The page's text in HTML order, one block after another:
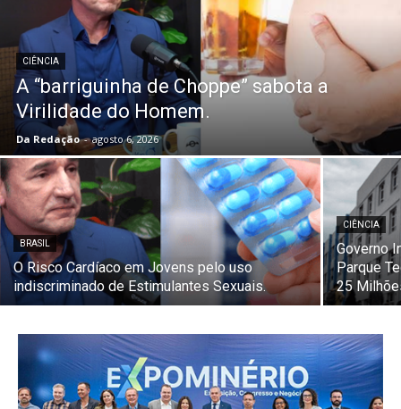
CIÊNCIA
A “barriguinha de Choppe” sabota a
Virilidade do Homem.
Da Redação - agosto 6, 2026
BRASIL
O Risco Cardíaco em Jovens pelo uso
indiscriminado de Estimulantes Sexuais.
CIÊNCIA
Governo
Parque
25